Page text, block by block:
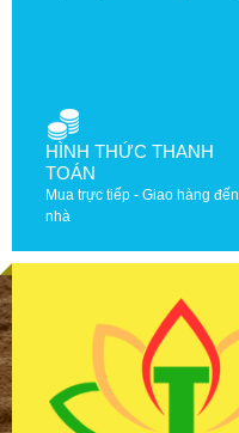
HÌNH THỨC THANH
TOÁN
Mua trực tiếp - Giao hàng đến
nhà